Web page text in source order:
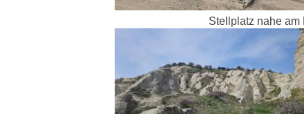
Stellplatz nahe am